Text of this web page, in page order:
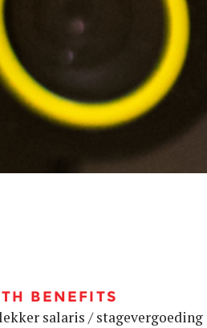
BENEFITS
salaris / stagevergoeding